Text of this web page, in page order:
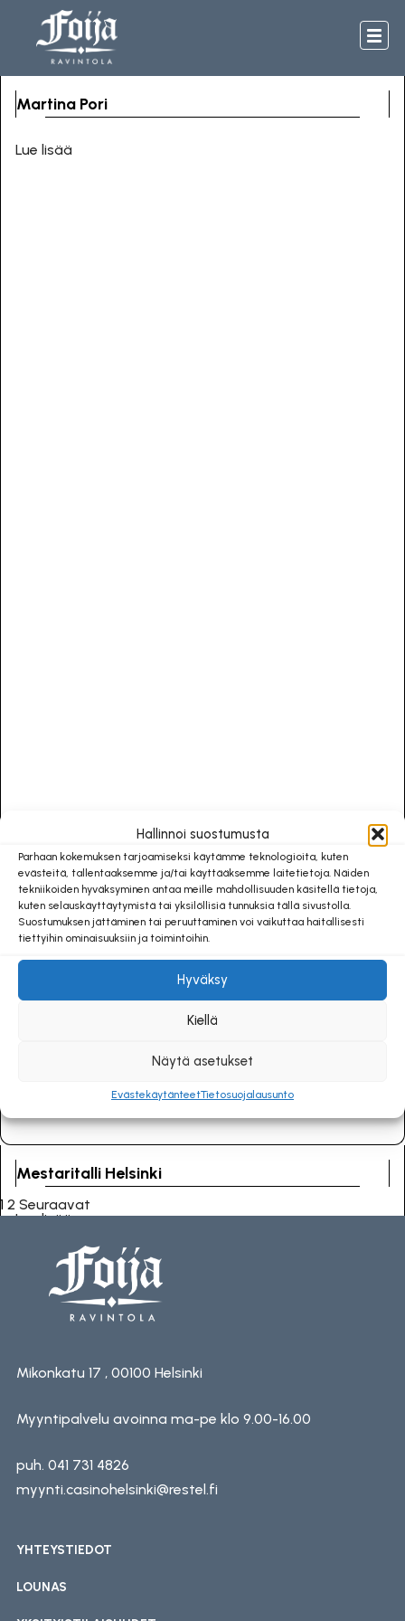
Hallinnoi suostumusta
Parhaan kokemuksen tarjoamiseksi käytämme teknologioita, kuten
evästeitä, tallentaaksemme ja/tai käyttääksemme laitetietoja. Näiden
tekniikoiden hyväksyminen antaa meille mahdollisuuden käsitellä tietoja,
kuten selauskäyttäytymistä tai yksilöllisiä tunnuksia tällä sivustolla.
Suostumuksen jättäminen tai peruuttaminen voi vaikuttaa haitallisesti
tiettyihin ominaisuuksiin ja toimintoihin.
Hyväksy
Kiellä
Näytä asetukset
EvästekäytänteetTietosuojalausunto
Martina Pori
Lue lisää
Mestaritalli Helsinki
Lue lisää
1 2 Seuraavat
Mikonkatu 17 , 00100 Helsinki
Myyntipalvelu avoinna ma-pe klo 9.00-16.00
puh. 041 731 4826
myynti.casinohelsinki@restel.fi
YHTEYSTIEDOT
LOUNAS